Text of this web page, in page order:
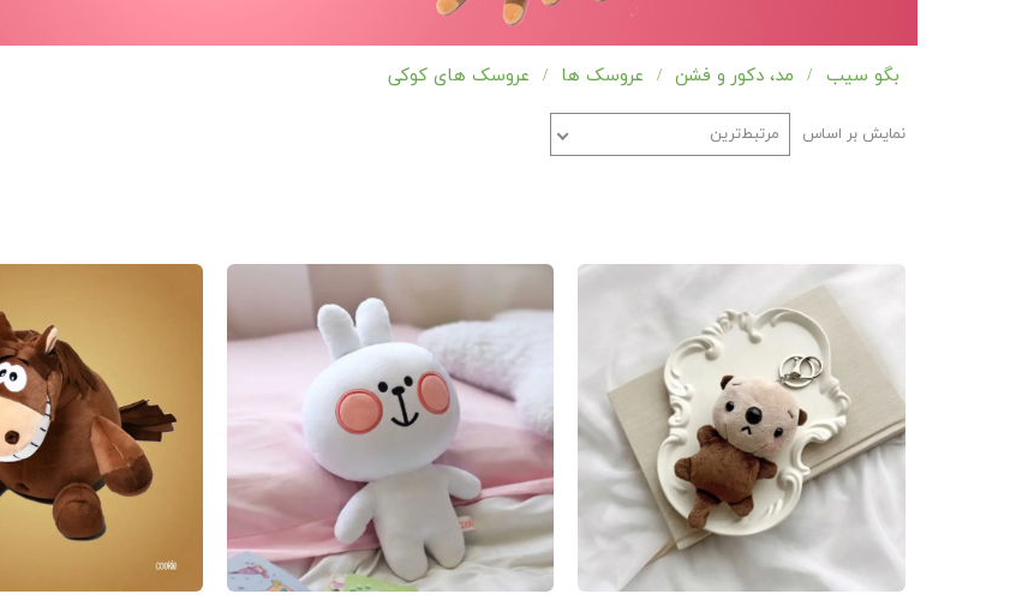
بگو سیب مد، دکور و فشن عروسک ها عروسک های کوکی
نمایش بر اساس مرتبط‌ترین